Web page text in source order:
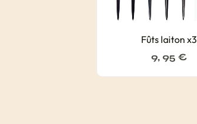
Fûts laiton x3
9, 95€